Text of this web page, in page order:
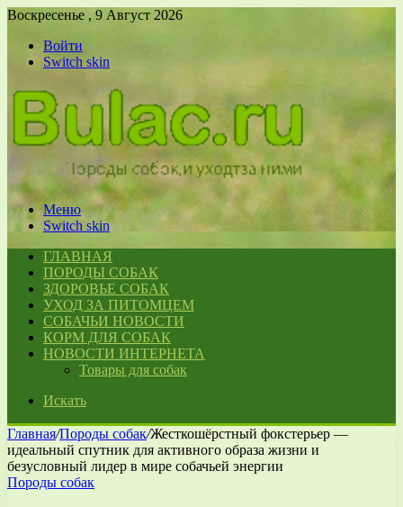
Воскресенье , 9 Август 2026
Войти
Switch skin
Меню
Switch skin
ГЛАВНАЯ
ПОРОДЫ СОБАК
ЗДОРОВЬЕ СОБАК
УХОД ЗА ПИТОМЦЕМ
СОБАЧЬИ НОВОСТИ
КОРМ ДЛЯ СОБАК
НОВОСТИ ИНТЕРНЕТА
Товары для собак
Искать
Главная/Породы собак/Жесткошёрстный фокстерьер —
идеальный спутник для активного образа жизни и
безусловный лидер в мире собачьей энергии
Породы собак